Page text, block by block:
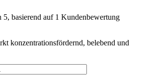
5, basierend auf 1 Kundenbewertung
konzentrationsfördernd, belebend und